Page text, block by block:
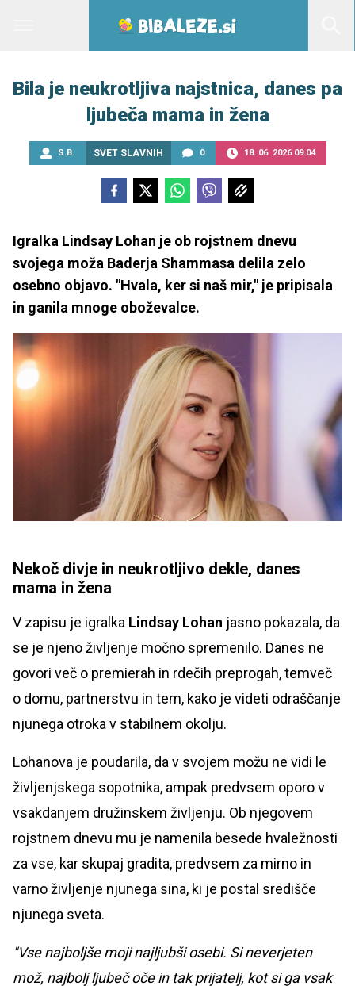
Bila je neukrotljiva najstnica, danes pa
ljubeča mama in žena
S.B. SVET SLAVNIH 0 18. 06. 2026 09.04
Igralka Lindsay Lohan je ob rojstnem dnevu
svojega moža Baderja Shammasa delila zelo
osebno objavo. "Hvala, ker si naš mir," je pripisala
in ganila mnoge oboževalce.
Nekoč divje in neukrotljivo dekle, danes
mama in žena
V zapisu je igralka Lindsay Lohan jasno pokazala, da
se je njeno življenje močno spremenilo. Danes ne
govori več o premierah in rdečih preprogah, temveč
o domu, partnerstvu in tem, kako je videti odraščanje
njunega otroka v stabilnem okolju.
Lohanova je poudarila, da v svojem možu ne vidi le
življenjskega sopotnika, ampak predvsem oporo v
vsakdanjem družinskem življenju. Ob njegovem
rojstnem dnevu mu je namenila besede hvaležnosti
za vse, kar skupaj gradita, predvsem za mirno in
varno življenje njunega sina, ki je postal središče
njunega sveta.
"Vse najboljše moji najljubši osebi. Si neverjeten
mož, najbolj ljubeč oče in tak prijatelj, kot si ga vsak